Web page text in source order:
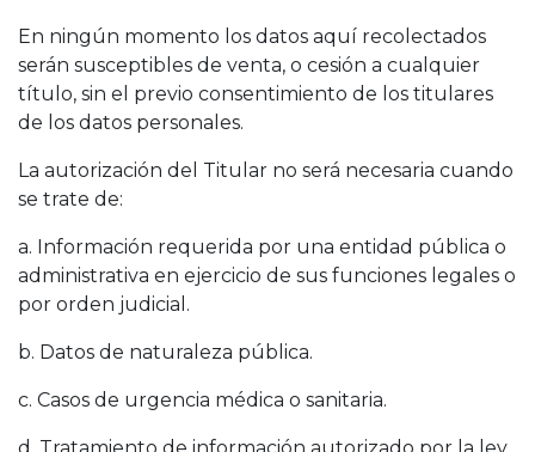
En ningún momento los datos aquí recolectados
serán susceptibles de venta, o cesión a cualquier
título, sin el previo consentimiento de los titulares
de los datos personales.
La autorización del Titular no será necesaria cuando
se trate de:
a. Información requerida por una entidad pública o
administrativa en ejercicio de sus funciones legales o
por orden judicial.
b. Datos de naturaleza pública.
c. Casos de urgencia médica o sanitaria.